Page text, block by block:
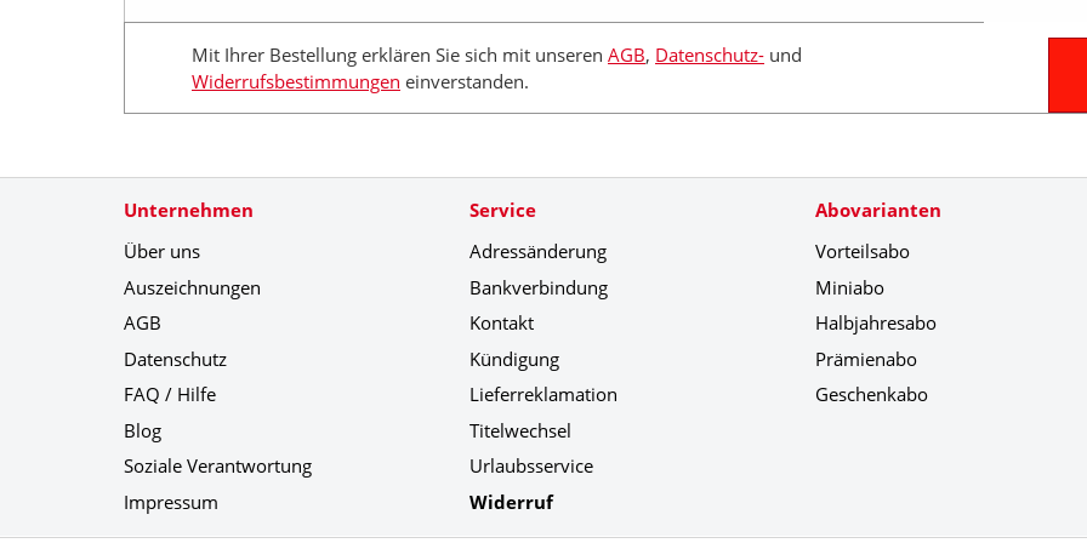
Mit Ihrer Bestellung erklären Sie sich mit unseren AGB, Datenschutz- und
Widerrufsbestimmungen einverstanden.
Unternehmen
Über uns
Auszeichnungen
AGB
Datenschutz
FAQ / Hilfe
Blog
Soziale Verantwortung
Impressum
Service
Adressänderung
Bankverbindung
Kontakt
Kündigung
Lieferreklamation
Titelwechsel
Urlaubsservice
Widerruf
Abovarianten
Vorteilsabo
Miniabo
Halbjahresabo
Prämienabo
Geschenkabo